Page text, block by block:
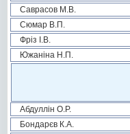
Саврасов М.В.
Сюмар В.П.
Фріз І.В.
Южаніна Н.П.
Абдуллін О.Р.
Бондарєв К.А.